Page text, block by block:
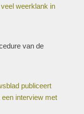
weerklank in
van de
publiceert
interview met